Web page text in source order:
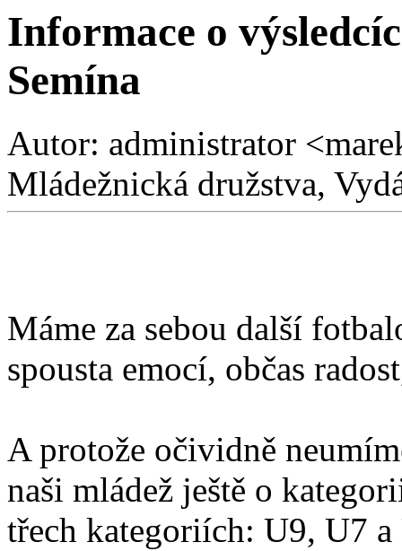
Informace o
Semína
Autor: administrator
Mládežnická družstva,
Máme za sebou další
spousta emocí, občas
A protože očividně
naši mládež ještě o
třech kategoriích: U9, U7 a